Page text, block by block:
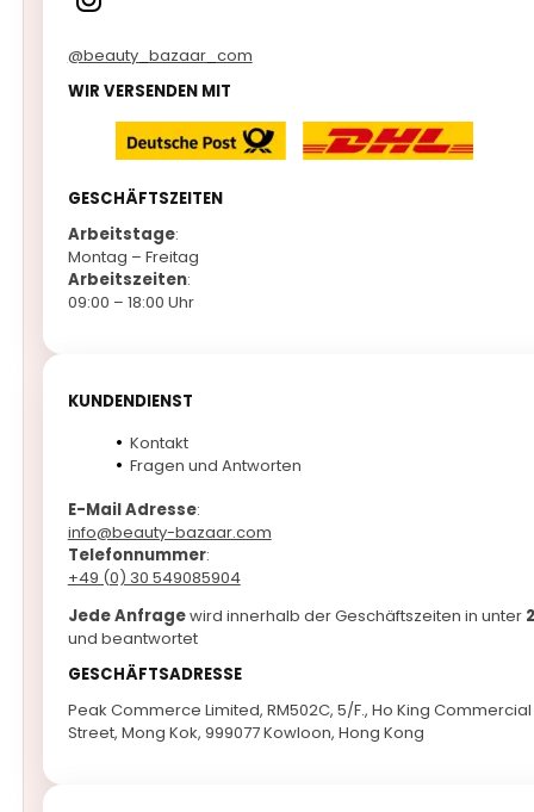
@beauty_bazaar_com
WIR VERSENDEN MIT
GESCHÄFTSZEITEN
Arbeitstage:
Montag – Freitag
Arbeitszeiten:
09:00 – 18:00 Uhr
KUNDENDIENST
Kontakt
Fragen und Antworten
E-Mail Adresse:
info@beauty-bazaar.com
Telefonnummer:
+49 (0) 30 549085904
Jede Anfragewird innerhalb der Geschäftszeiten in unter
und beantwortet
GESCHÄFTSADRESSE
Peak Commerce Limited, RM502C, 5/F., Ho King Commercial
Street, Mong Kok, 999077 Kowloon, Hong Kong